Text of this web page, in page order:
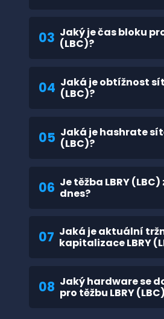
03 Jaký je čas bloku
(LBC)?
04 Jaká je obtížnost
(LBC)?
05 Jaká je hashrate
(LBC)?
06 Je těžba LBRY
dnes?
07 Jaká je aktuální
kapitalizace LBRY
08 Jaký hardware se
pro těžbu LBRY